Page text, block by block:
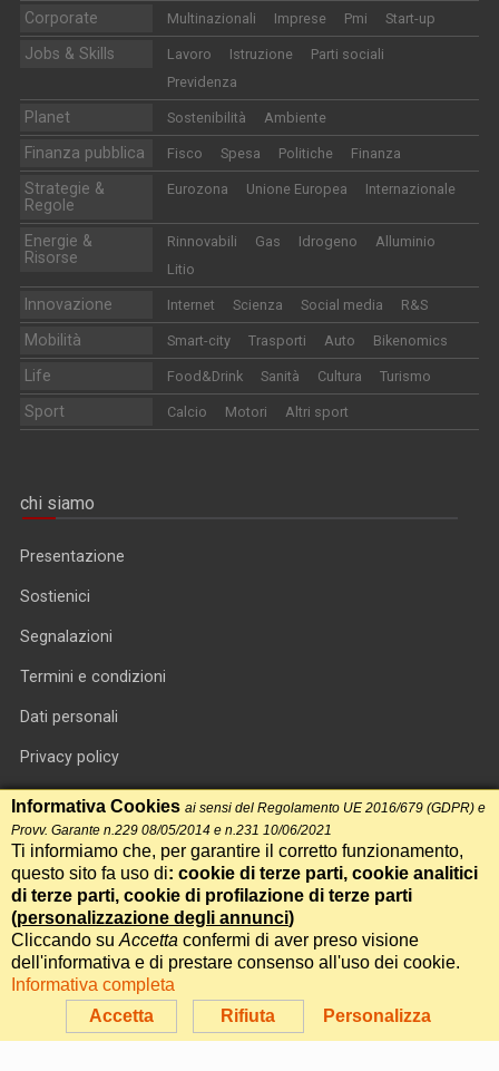
Corporate Multinazionali Imprese Pmi Start-up
Jobs & Skills Lavoro Istruzione
Parti sociali
Previdenza
Planet Sostenibilità Ambiente
Finanza pubblica Fisco Spesa Politiche Finanza
Strategie &
Regole
Eurozona Unione Europea Internazionale
Energie &
Risorse
Rinnovabili Gas Idrogeno
Alluminio
Litio
Innovazione Internet Scienza Social media R&S
Mobilità Smart-city Trasporti Auto Bikenomics
Life Food&Drink Sanità Cultura Turismo
Sport Calcio Motori Altri sport
chi siamo
Presentazione
Sostienici
Segnalazioni
Termini e condizioni
Dati personali
Privacy policy
Informativa cookie
RSS feed
RSS Top News
Contatti
International Communication S.r.l. • P.IVA 14478081004 • Testata
giornalistica n.191, reg. Tribunale di Roma del 14/12/2017
Powered byItala
Accetta Rifiuta Personalizza
Informativa Cookies ai sensi del Regolamento UE 2016/679 (GDPR) e
Provv. Garante n.229 08/05/2014 e n.231 10/06/2021
Ti informiamo che, per garantire il corretto funzionamento,
questo sito fa uso di: cookie di terze parti, cookie analitici
di terze parti, cookie di profilazione di terze parti
(personalizzazione degli annunci)
Cliccando su Accetta confermi di aver preso visione
dell'informativa e di prestare consenso all'uso dei cookie.
Informativa completa